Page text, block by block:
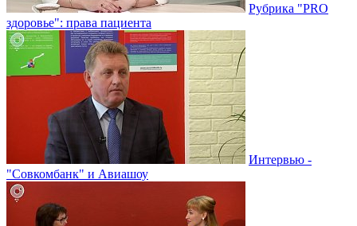
Рубрика "PRO
здоровье": права пациента
Интервью -
"Совкомбанк" и Авиашоу